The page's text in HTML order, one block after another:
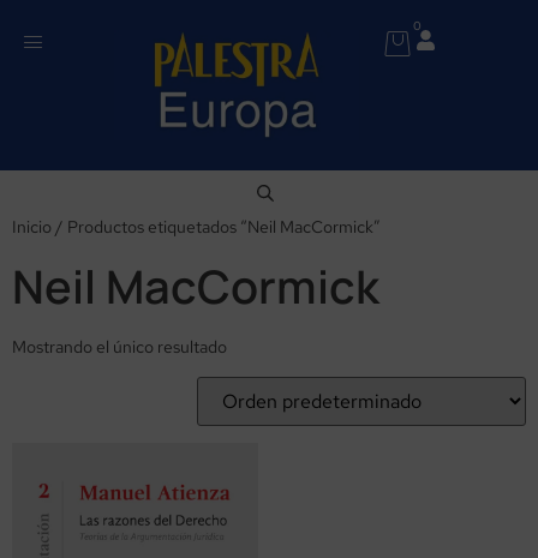
0
Inicio / Productos etiquetados “Neil MacCormick”
Neil MacCormick
Mostrando el único resultado